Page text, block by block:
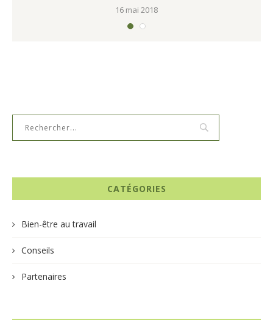
16 mai 2018
CATÉGORIES
Bien-être au travail
Conseils
Partenaires